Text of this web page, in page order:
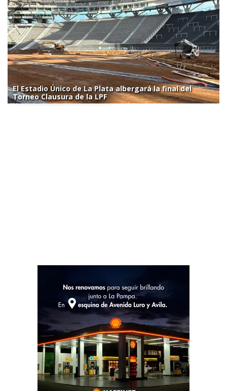
El Estadio Único de La Plata albergará la final del
Torneo Clausura de la LPF